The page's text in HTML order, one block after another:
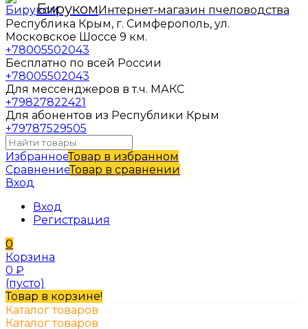
БирукомИнтернет-магазин пчеловодства
Республика Крым, г. Симферополь, ул.
Московское Шоссе 9 км.
+78005502043
Бесплатно по всей России
+78005502043
Для мессенджеров в т.ч. МАКС
+79827822421
Для абонентов из Республики Крым
+79787529505
ИзбранноеТовар в избранном
СравнениеТовар в сравнении
Вход
Вход
Регистрация
0
Корзина
0 ₽
(пусто)
Товар в корзине!
Каталог товаров
Каталог товаров